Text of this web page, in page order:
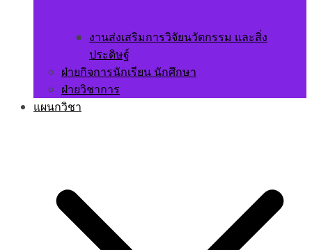
งานส่งเสริมการวิจัยนวัตกรรม และสิ่ง
ประดิษฐ์
ฝ่ายกิจการนักเรียน นักศึกษา
ฝ่ายวิชาการ
แผนกวิชา